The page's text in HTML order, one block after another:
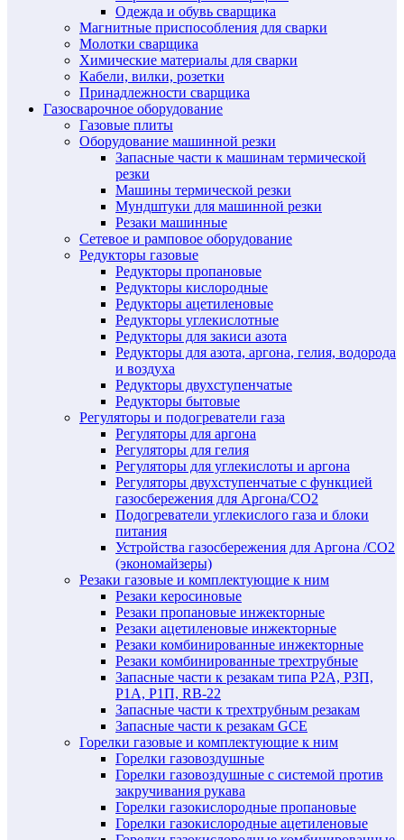
Одежда и обувь сварщика
Магнитные приспособления для сварки
Молотки сварщика
Химические материалы для сварки
Кабели, вилки, розетки
Принадлежности сварщика
Газосварочное оборудование
Газовые плиты
Оборудование машинной резки
Запасные части к машинам термической
резки
Машины термической резки
Мундштуки для машинной резки
Резаки машинные
Сетевое и рамповое оборудование
Редукторы газовые
Редукторы пропановые
Редукторы кислородные
Редукторы ацетиленовые
Редукторы углекислотные
Редукторы для закиси азота
Редукторы для азота, аргона, гелия, водорода
и воздуха
Редукторы двухступенчатые
Редукторы бытовые
Регуляторы и подогреватели газа
Регуляторы для аргона
Регуляторы для гелия
Регуляторы для углекислоты и аргона
Регуляторы двухступенчатые c функцией
газосбережения для Аргона/СО2
Подогреватели углекислого газа и блоки
питания
Устройства газосбережения для Аргона /СО2
(экономайзеры)
Резаки газовые и комплектующие к ним
Резаки керосиновые
Резаки пропановые инжекторные
Резаки ацетиленовые инжекторные
Резаки комбинированные инжекторные
Резаки комбинированные трехтрубные
Запасные части к резакам типа Р2А, Р3П,
Р1А, Р1П, RB-22
Запасные части к трехтрубным резакам
Запасные части к резакам GCE
Горелки газовые и комплектующие к ним
Горелки газовоздушные
Горелки газовоздушные с системой против
закручивания рукава
Горелки газокислородные пропановые
Горелки газокислородные ацетиленовые